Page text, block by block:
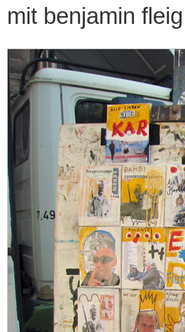
mit benjamin